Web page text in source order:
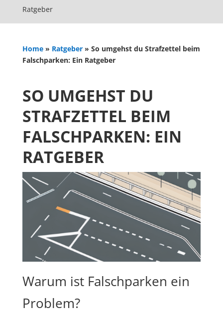
Ratgeber
Home» Ratgeber» So umgehst du Strafzettel beim
Falschparken: Ein Ratgeber
SO UMGEHST DU
STRAFZETTEL BEIM
FALSCHPARKEN: EIN
RATGEBER
Warum ist Falschparken ein
Problem?